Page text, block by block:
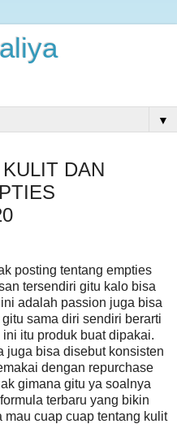
▼
DAN
posting tentang empties
tersendiri gitu kalo bisa
adalah passion juga bisa
sama diri sendiri berarti
itu produk buat dipakai.
juga bisa disebut konsisten
dengan repurchase
gimana gitu ya soalnya
terbaru yang bikin
cuap cuap tentang kulit